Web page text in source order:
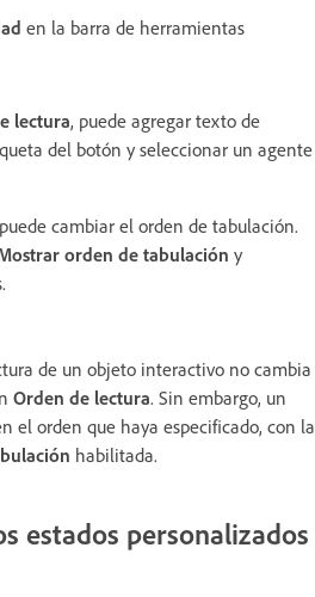
en la barra de herramientas
lectura, puede agregar texto de
del botón y seleccionar un agente
cambiar el orden de tabulación.
orden de tabulación y
de un objeto interactivo no cambia
Orden de lectura. Sin embargo, un
el orden que haya especificado, con la
habilitada.
estados personalizados